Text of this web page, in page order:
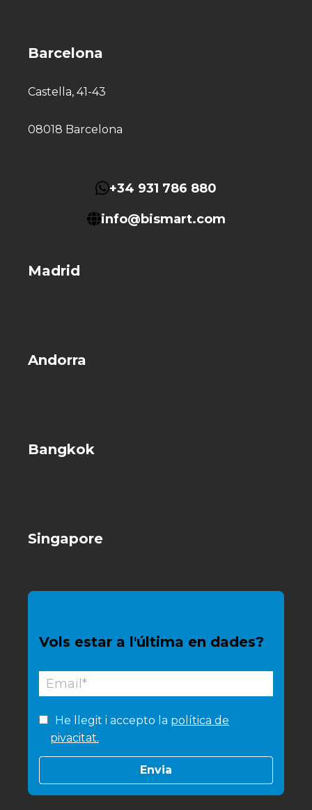
Barcelona
Castella, 41-43
08018 Barcelona
+34 931 786 880
info@bismart.com
Madrid
Andorra
Bangkok
Singapore
Vols estar a l'última en dades?
He llegit i accepto la política de
pivacitat.